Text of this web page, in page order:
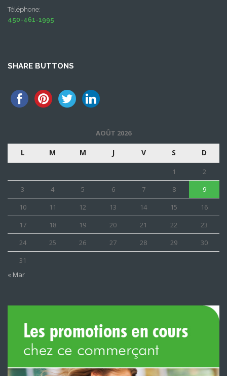
Téléphone:
450-461-1995
SHARE BUTTONS
AOÛT 2026
L M M J V S D
1
2
3
4 5 6 7 8
9
10
11 12 13 14 15
16
17
18 19 20 21 22
23
24
25 26 27 28 29
30
31
« Mar